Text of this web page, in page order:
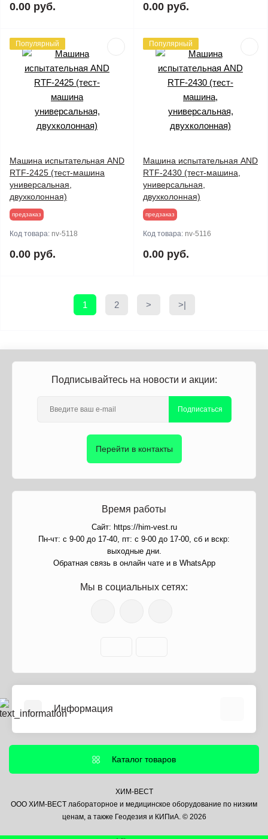
0.00 руб. 0.00 руб.
Популярный
Машина испытательная AND
RTF-2425 (тест-машина
универсальная,
двухколонная)
предзаказ
Код товара: nv-5118
0.00 руб.
Популярный
Машина испытательная AND
RTF-2430 (тест-машина,
универсальная,
двухколонная)
предзаказ
Код товара: nv-5116
0.00 руб.
1 2 > >|
Подписывайтесь на новости и акции:
Подписаться
Перейти в контакты
Время работы
Сайт: https://him-vest.ru
Пн-чт: с 9-00 до 17-40, пт: с 9-00 до 17-00, сб и вскр:
выходные дни.
Обратная связь в онлайн чате и в WhatsApp
Мы в социальных сетях:
Информация
Информация о доставке
Политика безопасности
Контакты
Каталог товаров
ХИМ-ВЕСТ
ООО ХИМ-ВЕСТ лабораторное и медицинское оборудование по низким
ценам, а также Геодезия и КИПиА. © 2026